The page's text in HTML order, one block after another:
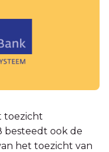
toezicht
besteedt ook de
het toezicht van